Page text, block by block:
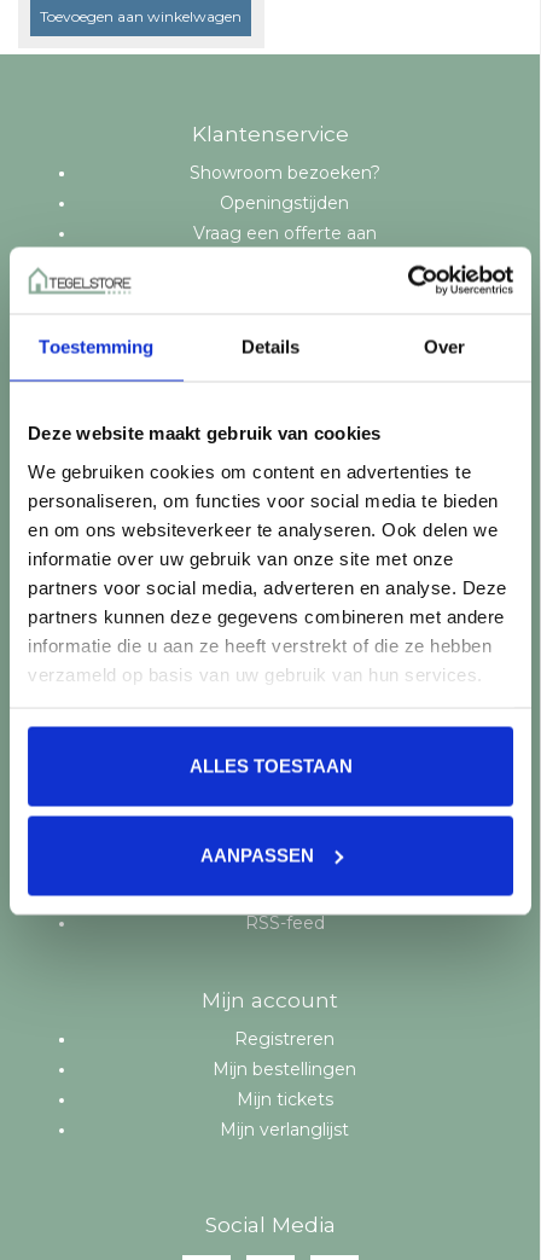
Toestemming Details Over
Deze website maakt gebruik van cookies
We gebruiken cookies om content en advertenties te
personaliseren, om functies voor social media te bieden
en om ons websiteverkeer te analyseren. Ook delen we
informatie over uw gebruik van onze site met onze
partners voor social media, adverteren en analyse. Deze
partners kunnen deze gegevens combineren met andere
informatie die u aan ze heeft verstrekt of die ze hebben
verzameld op basis van uw gebruik van hun services.
ALLES TOESTAAN
AANPASSEN
Toevoegen aan winkelwagen
Klantenservice
Showroom bezoeken?
Openingstijden
Vraag een offerte aan
Controle vóór verwerking
Garantie & klachten
Mix & Match
Klantenservice
Veelgestelde vragen
Over TegelStore.nl
Contact
Algemene voorwaarden
Privacy Policy
Producten
Alle producten
Nieuwe producten
Merken
Tags
RSS-feed
Mijn account
Registreren
Mijn bestellingen
Mijn tickets
Mijn verlanglijst
Social Media